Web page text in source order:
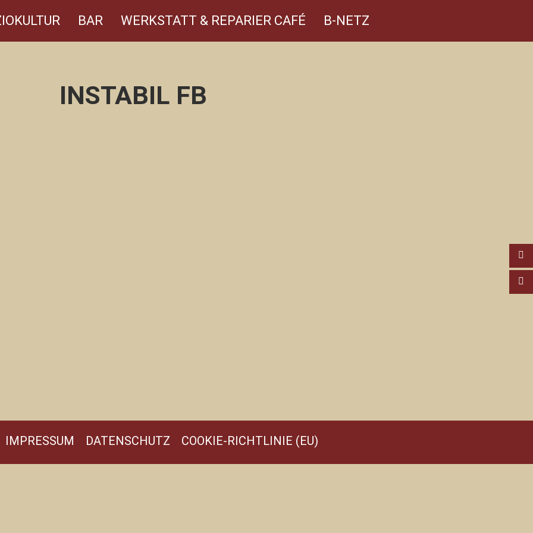
BAR WERKSTATT & REPARIER CAFÉ B-NETZ
INSTABIL FB
IMPRESSUM DATENSCHUTZ COOKIE-RICHTLINIE (EU)